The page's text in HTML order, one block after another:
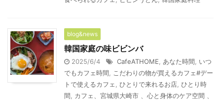
blog&news
韓国家庭の味ビビンバ
2025/6/4 CafeATHOME あなた時間
いつ
でもカフェ時間
こだわりの物が買えるカフェ#デー
トで使えるカフェ
ひとりで来れるお店 ひとり時
間
カフェ、宮城県大崎市 、心と身体のケア空間 、